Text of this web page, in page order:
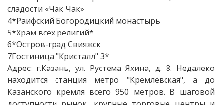
сладости «Чак Чак»
4*Раифский Богородицкий монастырь
5*Храм всех религий*
6*Остров-град Свияжск
7Гостиница "Кристалл" 3*
Адрес: г.Казань, ул. Рустема Яхина, д. 8. Недалеко
находится станция метро "Кремлёвская", а до
Казанского кремля всего 950 метров. В шаговой